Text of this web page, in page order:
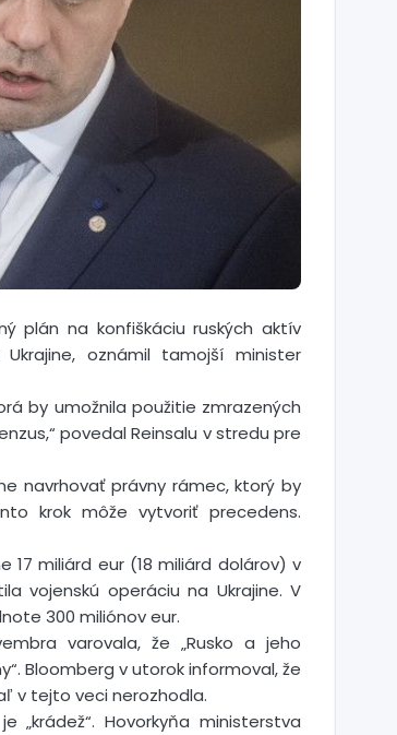
plán na konfiškáciu ruských aktív
oznámil tamojší minister
by umožnila použitie zmrazených
povedal Reinsalu v stredu pre
navrhovať právny rámec, ktorý by
krok môže vytvoriť precedens.
17 miliárd eur (18 miliárd dolárov) v
vojenskú operáciu na Ukrajine. V
300 miliónov eur.
varovala, že „Rusko a jeho
Bloomberg v utorok informoval, že
v tejto veci nerozhodla.
„krádež“. Hovorkyňa ministerstva